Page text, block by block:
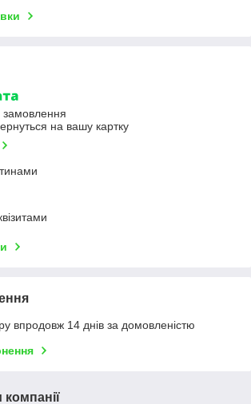
замовлення
на вашу картку
впродовж 14 днів за домовленістю
компанії